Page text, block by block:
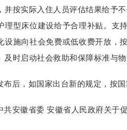
并按实际入住人员评估结果给予
理型床位建设给予合理补贴。支
设施向社会免费或低收费开放，
及时启动社会救助和保障标准与
布后，如国家出台新的规定，按
共安徽省委 安徽省人民政府关于